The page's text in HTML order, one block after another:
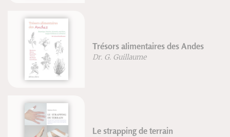
Trésors alimentaires des Andes
Dr. G. Guillaume
Le strapping de terrain